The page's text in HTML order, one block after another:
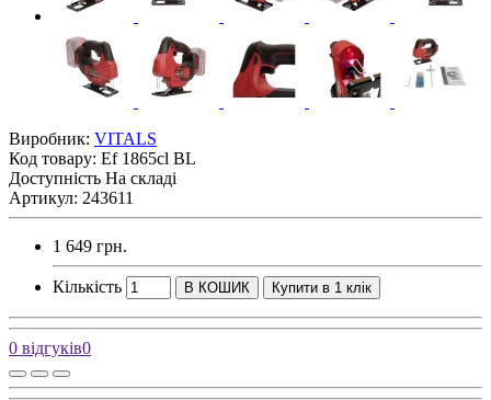
Виробник: VITALS
Код товару: Ef 1865сl BL
Доступність На складі
Артикул: 243611
1 649 грн.
Кількість В КОШИК Купити в 1 клік
0 відгуків0